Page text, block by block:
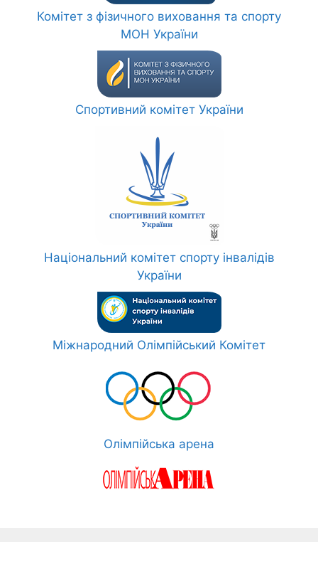
Комітет з фізичного виховання та спорту
МОН України
Спортивний комітет України
Національний комітет спорту інвалідів
України
Міжнародний Олімпійський Комітет
Олімпійська арена